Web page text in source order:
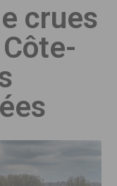
crues